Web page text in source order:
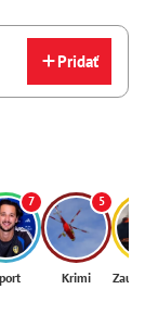
Pridať
7 5
Krimi